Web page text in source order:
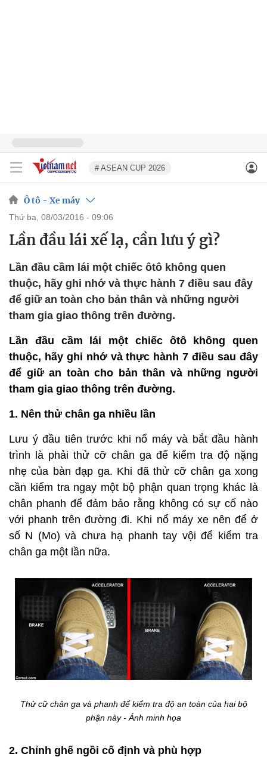
# ASEAN CUP 2026
Ô tô - Xe máy
thứ ba, 08/03/2016 - 09:06
Lần đầu lái xế lạ, cần lưu ý gì?
Lần đầu cầm lái một chiếc ôtô không quen
thuộc, hãy ghi nhớ và thực hành 7 điều sau đây
để giữ an toàn cho bản thân và những người
tham gia giao thông trên đường.
Lần đầu cầm lái một chiếc ôtô không quen
thuộc, hãy ghi nhớ và thực hành 7 điều sau đây
để giữ an toàn cho bản thân và những người
tham gia giao thông trên đường.
1. Nên thử chân ga nhiều lần
Lưu ý đầu tiên trước khi nổ máy và bắt đầu hành
trình là phải thử cỡ chân ga để kiểm tra độ nặng
nhẹ của bàn đạp ga. Khi đã thử cỡ chân ga xong
cần kiểm tra ngay một bộ phận quan trọng khác là
chân phanh để đảm bảo rằng không có sự cố nào
với phanh trên đường đi. Khi nổ máy xe nên để ở
số N (Mo) và chưa hạ phanh tay vội để kiểm tra
chân ga một lần nữa.
Thử cữ chân ga và phanh để kiểm tra độ an toàn của hai bộ
phận này - Ảnh minh họa
2. Chỉnh ghế ngồi cố định và phù hợp